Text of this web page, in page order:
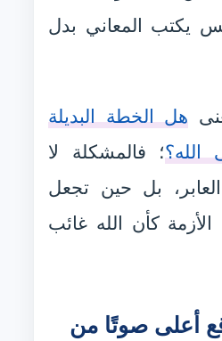
يكتب المعاني بدل
هل الخطة البديلة
الله؟؛ فالمشكلة لا
بل حين تجعل
الأزمة كأن الله غائب
أعلى صوتًا من